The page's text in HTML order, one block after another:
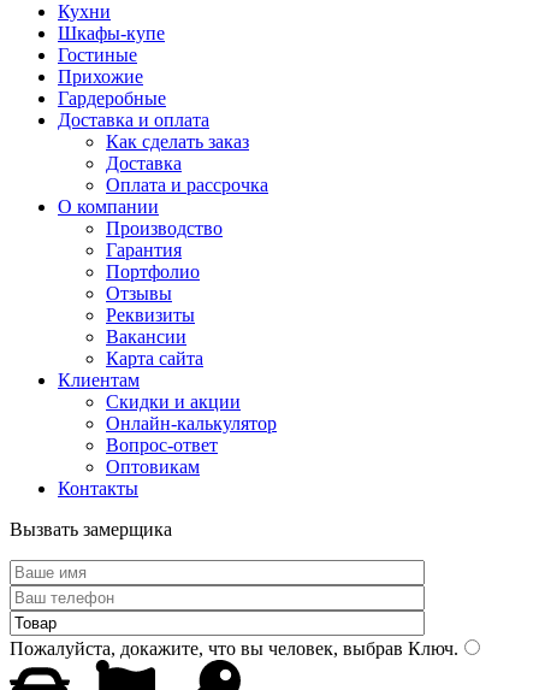
Кухни
Шкафы-купе
Гостиные
Прихожие
Гардеробные
Доставка и оплата
Как сделать заказ
Доставка
Оплата и рассрочка
О компании
Производство
Гарантия
Портфолио
Отзывы
Реквизиты
Вакансии
Карта сайта
Клиентам
Скидки и акции
Онлайн-калькулятор
Вопрос-ответ
Оптовикам
Контакты
Вызвать замерщика
Пожалуйста, докажите, что вы человек, выбрав Ключ.